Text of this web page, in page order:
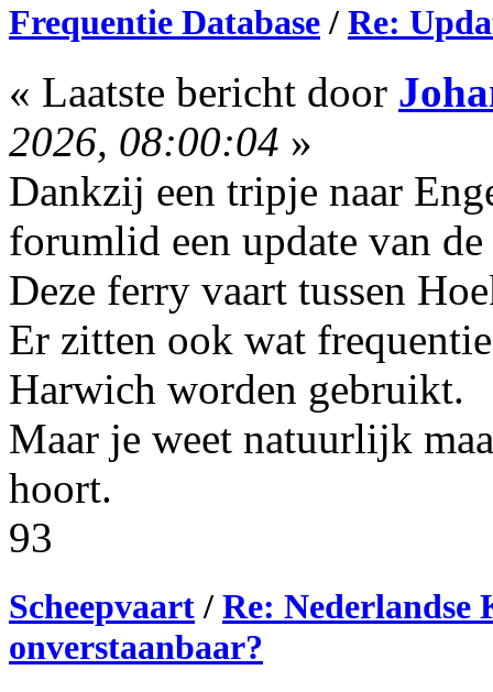
Frequentie Database / Re:
« Laatste bericht door
2026, 08:00:04 »
Dankzij een tripje naar
forumlid een update van
Deze ferry vaart tussen
Er zitten ook wat
Harwich worden gebruikt.
Maar je weet natuurlijk
hoort.
93
Scheepvaart / Re:
onverstaanbaar?